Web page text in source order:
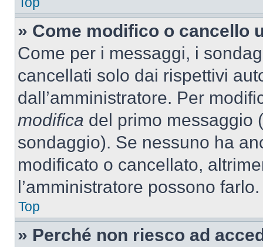
» Come modifico o cancello
Come per i messaggi, i
cancellati solo dai rispettivi
dall’amministratore. Per
modifica del primo messaggio
sondaggio). Se nessuno ha
modificato o cancellato,
l’amministratore possono farlo.
Top
» Perché non riesco ad